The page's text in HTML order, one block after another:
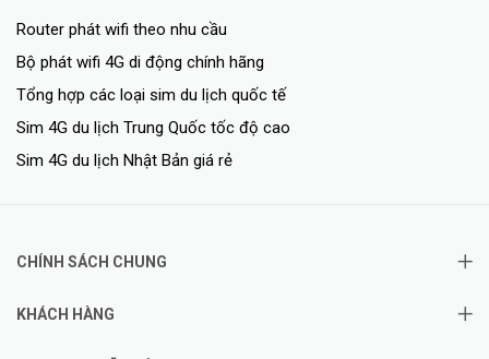
Router phát wifi theo nhu cầu
Bộ phát wifi 4G di động chính hãng
Tổng hợp các loại sim du lịch quốc tế
Sim 4G du lịch Trung Quốc tốc độ cao
Sim 4G du lịch Nhật Bản giá rẻ
CHÍNH SÁCH CHUNG
KHÁCH HÀNG